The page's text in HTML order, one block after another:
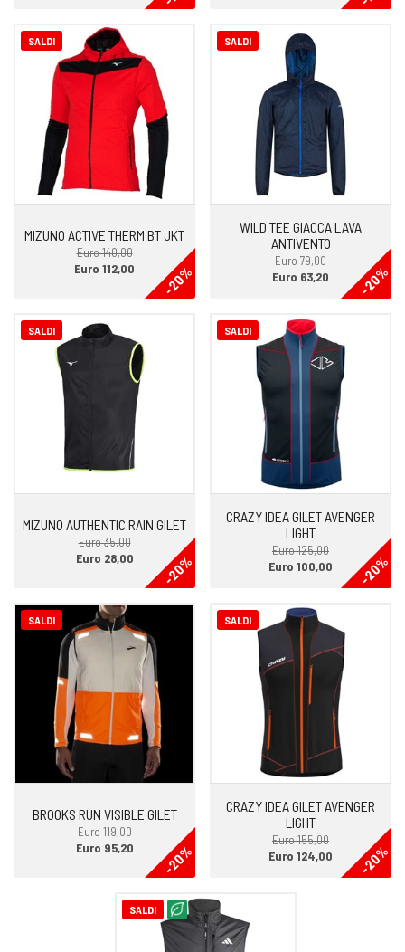
SALDI
MIZUNO ACTIVE THERM BT JKT
Euro 140,00
-20%
Euro 112,00
SALDI
WILD TEE GIACCA LAVA
ANTIVENTO
Euro 79,00
-20%
Euro 63,20
SALDI
MIZUNO AUTHENTIC RAIN GILET
Euro 35,00
-20%
Euro 28,00
SALDI
CRAZY IDEA GILET AVENGER
LIGHT
Euro 125,00
-20%
Euro 100,00
SALDI
BROOKS RUN VISIBLE GILET
Euro 119,00
-20%
Euro 95,20
SALDI
CRAZY IDEA GILET AVENGER
LIGHT
Euro 155,00
-20%
Euro 124,00
SALDI